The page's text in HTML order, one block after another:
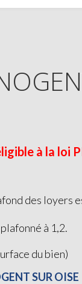
à la loi
des loyers
à 1,2.
du bien)
SUR OISE